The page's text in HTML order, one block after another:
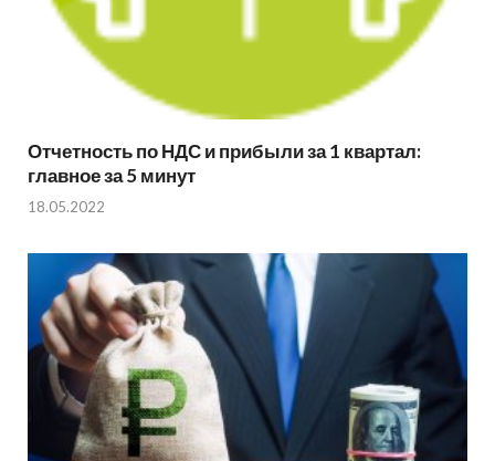
Отчетность по НДС и прибыли за 1 квартал:
главное за 5 минут
18.05.2022